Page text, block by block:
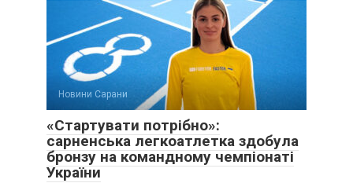
Новини Сарани
«Стартувати потрібно»:
сарненська легкоатлетка здобула
бронзу на командному чемпіонаті
України